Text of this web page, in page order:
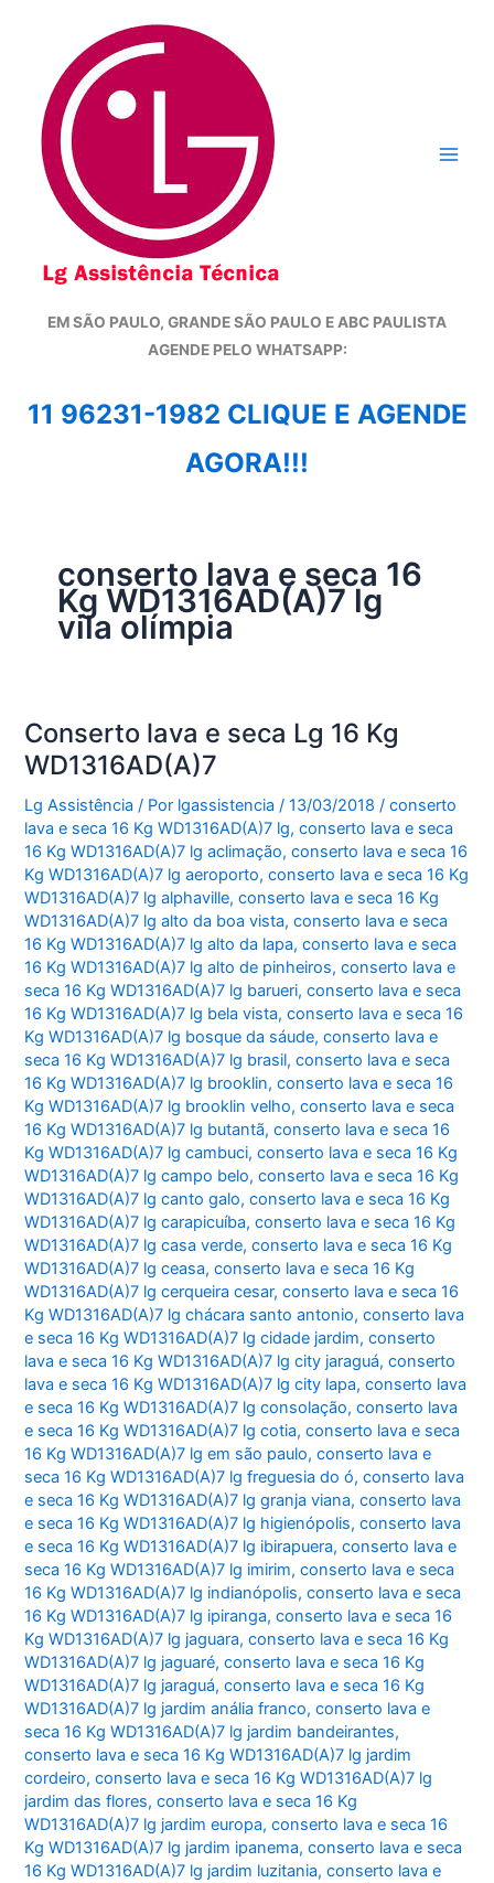
conteúdo
EM SÃO PAULO, GRANDE SÃO PAULO E ABC PAULISTA
AGENDE PELO WHATSAPP:
11 96231-1982 CLIQUE E AGENDE
AGORA!!!
conserto lava e seca 16
Kg WD1316AD(A)7 lg
vila olímpia
Conserto lava e seca Lg 16 Kg
WD1316AD(A)7
Lg Assistência / Por lgassistencia/13/03/2018 /conserto
lava e seca 16 Kg WD1316AD(A)7 lg,conserto lava e seca
16 Kg WD1316AD(A)7 lg aclimação,conserto lava e seca 16
Kg WD1316AD(A)7 lg aeroporto,conserto lava e seca 16 Kg
WD1316AD(A)7 lg alphaville,conserto lava e seca 16 Kg
WD1316AD(A)7 lg alto da boa vista,conserto lava e seca
16 Kg WD1316AD(A)7 lg alto da lapa,conserto lava e seca
16 Kg WD1316AD(A)7 lg alto de pinheiros,conserto lava e
seca 16 Kg WD1316AD(A)7 lg barueri,conserto lava e seca
16 Kg WD1316AD(A)7 lg bela vista,conserto lava e seca 16
Kg WD1316AD(A)7 lg bosque da sáude,conserto lava e
seca 16 Kg WD1316AD(A)7 lg brasil,conserto lava e seca
16 Kg WD1316AD(A)7 lg brooklin,conserto lava e seca 16
Kg WD1316AD(A)7 lg brooklin velho,conserto lava e seca
16 Kg WD1316AD(A)7 lg butantã,conserto lava e seca 16
Kg WD1316AD(A)7 lg cambuci,conserto lava e seca 16 Kg
WD1316AD(A)7 lg campo belo,conserto lava e seca 16 Kg
WD1316AD(A)7 lg canto galo,conserto lava e seca 16 Kg
WD1316AD(A)7 lg carapicuíba,conserto lava e seca 16 Kg
WD1316AD(A)7 lg casa verde,conserto lava e seca 16 Kg
WD1316AD(A)7 lg ceasa,conserto lava e seca 16 Kg
WD1316AD(A)7 lg cerqueira cesar,conserto lava e seca 16
Kg WD1316AD(A)7 lg chácara santo antonio,conserto lava
e seca 16 Kg WD1316AD(A)7 lg cidade jardim,conserto
lava e seca 16 Kg WD1316AD(A)7 lg city jaraguá,conserto
lava e seca 16 Kg WD1316AD(A)7 lg city lapa,conserto lava
e seca 16 Kg WD1316AD(A)7 lg consolação,conserto lava
e seca 16 Kg WD1316AD(A)7 lg cotia,conserto lava e seca
16 Kg WD1316AD(A)7 lg em são paulo,conserto lava e
seca 16 Kg WD1316AD(A)7 lg freguesia do ó,conserto lava
e seca 16 Kg WD1316AD(A)7 lg granja viana,conserto lava
e seca 16 Kg WD1316AD(A)7 lg higienópolis,conserto lava
e seca 16 Kg WD1316AD(A)7 lg ibirapuera,conserto lava e
seca 16 Kg WD1316AD(A)7 lg imirim,conserto lava e seca
16 Kg WD1316AD(A)7 lg indianópolis,conserto lava e seca
16 Kg WD1316AD(A)7 lg ipiranga,conserto lava e seca 16
Kg WD1316AD(A)7 lg jaguara,conserto lava e seca 16 Kg
WD1316AD(A)7 lg jaguaré,conserto lava e seca 16 Kg
WD1316AD(A)7 lg jaraguá,conserto lava e seca 16 Kg
WD1316AD(A)7 lg jardim anália franco,conserto lava e
seca 16 Kg WD1316AD(A)7 lg jardim bandeirantes,
conserto lava e seca 16 Kg WD1316AD(A)7 lg jardim
cordeiro,conserto lava e seca 16 Kg WD1316AD(A)7 lg
jardim das flores,conserto lava e seca 16 Kg
WD1316AD(A)7 lg jardim europa,conserto lava e seca 16
Kg WD1316AD(A)7 lg jardim ipanema,conserto lava e seca
16 Kg WD1316AD(A)7 lg jardim luzitania,conserto lava e